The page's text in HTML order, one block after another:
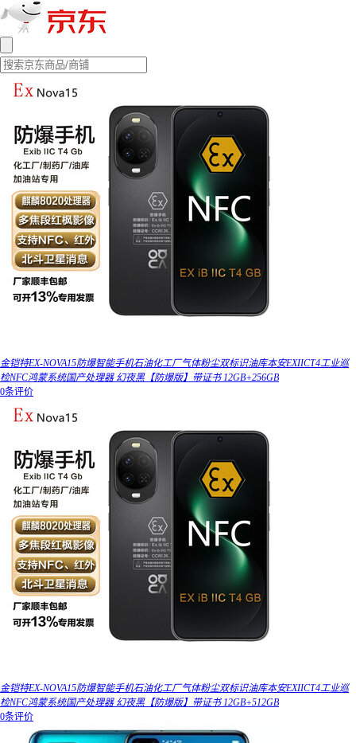
金铠特EX-NOVA15防爆智能手机石油化工厂气体粉尘双标识油库本安EXIICT4工业巡
检NFC鸿蒙系统国产处理器 幻夜黑【防爆版】带证书 12GB+256GB
0条评价
金铠特EX-NOVA15防爆智能手机石油化工厂气体粉尘双标识油库本安EXIICT4工业巡
检NFC鸿蒙系统国产处理器 幻夜黑【防爆版】带证书 12GB+512GB
0条评价